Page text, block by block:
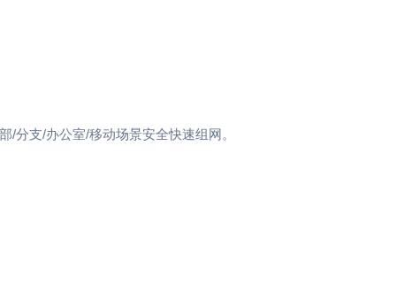
/分支/办公室/移动场景安全快速组网。